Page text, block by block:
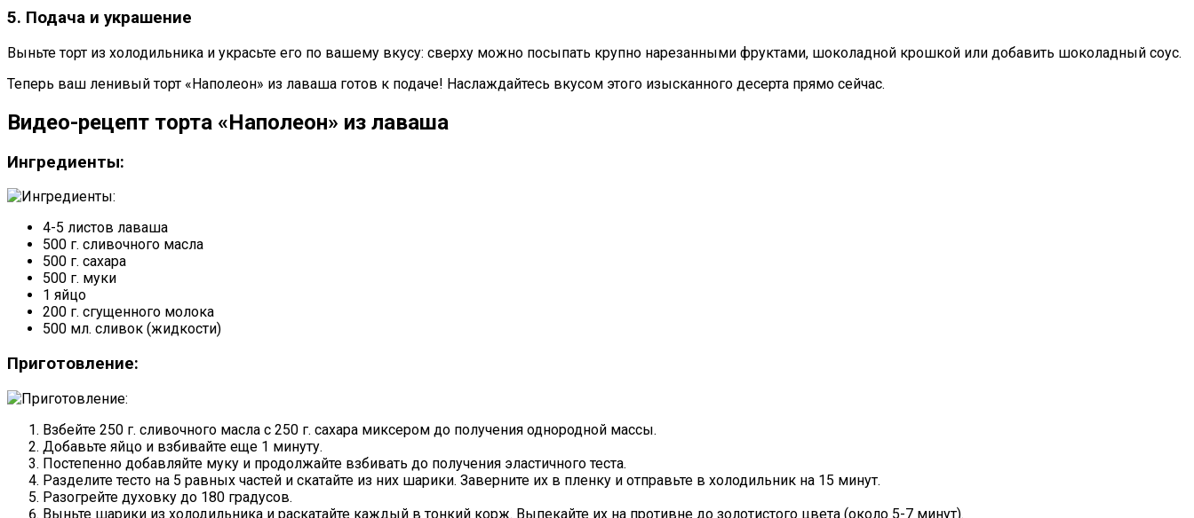
5. Подача и украшение
Выньте торт из холодильника и украсьте его по вашему вкусу: сверху можно посыпать крупно нарезанными фруктами, шоколадной крошкой или добавить шоколадный соус.
Теперь ваш ленивый торт «Наполеон» из лаваша готов к подаче! Наслаждайтесь вкусом этого изысканного десерта прямо сейчас.
Видео-рецепт торта «Наполеон» из лаваша
Ингредиенты:
4-5 листов лаваша
500 г. сливочного масла
500 г. сахара
500 г. муки
1 яйцо
200 г. сгущенного молока
500 мл. сливок (жидкости)
Приготовление:
Взбейте 250 г. сливочного масла с 250 г. сахара миксером до получения однородной массы.
Добавьте яйцо и взбивайте еще 1 минуту.
Постепенно добавляйте муку и продолжайте взбивать до получения эластичного теста.
Разделите тесто на 5 равных частей и скатайте из них шарики. Заверните их в пленку и отправьте в холодильник на 15 минут.
Разогрейте духовку до 180 градусов.
Выньте шарики из холодильника и раскатайте каждый в тонкий корж. Выпекайте их на противне до золотистого цвета (около 5-7 минут).